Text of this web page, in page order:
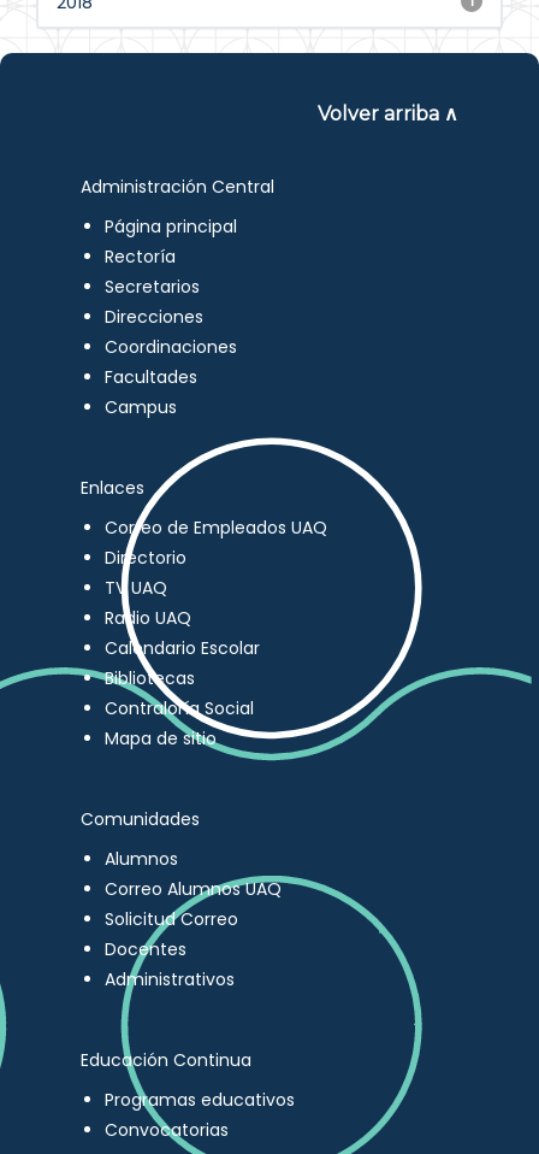
Volver arriba ∧
Administración Central
Página principal
Rectoría
Secretarios
Direcciones
Coordinaciones
Facultades
Campus
Enlaces
Correo de Empleados UAQ
Directorio
TV UAQ
Radio UAQ
Calendario Escolar
Bibliotecas
Contraloría Social
Mapa de sitio
Comunidades
Alumnos
Correo Alumnos UAQ
Solicitud Correo
Docentes
Administrativos
Educación Continua
Programas educativos
Convocatorias